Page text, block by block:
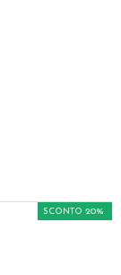
SCONTO 20%